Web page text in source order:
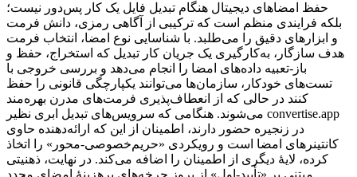
حفظ امضاهای دیجیتال هنگام تبدیل فایل یک کار پس‌دور نیست؛
بلکه فرایندی منظم است که ترکیبی از آگاهی رمزی، دانش فرمت
و ابزارهای دقیق را می‌طلبد. با شناسایی نوع امضا، انتخاب فرمت
هدف سازگار، به‌کارگیری یک جریان کار تبدیل که استخراج، حفظ و
باز‑تعبیه داده‌های امضا را انجام می‌دهد و بررسی خروجی با
تست‌های خودکار، سازمان‌ها می‌توانند یکپارچگی قانونی را حفظ
کنند در حالی که از انعطاف‌پذیری فرمت‌های مدرن بهره‌مند
می‌شوند. هنگامی که سرویس‌های تبدیل ابری نظیر convertise.app
در زنجیره حضور دارند، اطمینان از این که ارائه‌دهنده حاوی
کانتینرهای امضا است و رویکردی «حریم‌خصوصی‑محور» را اتخاذ
کرده، لایهٔ دیگری از اطمینان را اضافه می‌کند. در نهایت، ذهنیتی